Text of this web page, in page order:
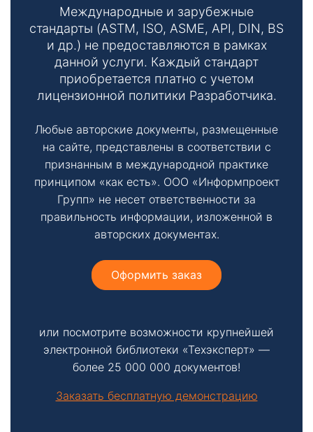
Международные и зарубежные
стандарты (ASTM, ISO, ASME, API, DIN, BS
и др.) не предоставляются в рамках
данной услуги. Каждый стандарт
приобретается платно с учетом
лицензионной политики Разработчика.
Любые авторские документы, размещенные
на сайте, представлены в соответствии с
признанным в международной практике
принципом «как есть». ООО «Информпроект
Групп» не несет ответственности за
правильность информации, изложенной в
авторских документах.
Оформить заказ
или посмотрите возможности крупнейшей
электронной библиотеки «Техэксперт» —
более 25 000 000 документов!
Заказать бесплатную демонстрацию